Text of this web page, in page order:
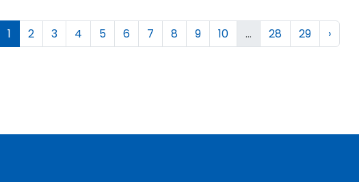
1 2 3 4 5 6 7 8 9 10 ... 28 29 ›